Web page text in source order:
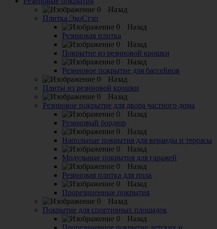
Назад
Плитка ЭкоСтэп
Назад
Резиновая плитка
Назад
Покрытие из резиновой крошки
Назад
Резиновое покрытие для бассейнов
Назад
Плиты из резиновой крошки
Назад
Резиновое покрытие для двора частного дома
Назад
Резиновый бордюр
Назад
Напольные покрытия для веранды и террасы
Назад
Модульные покрытия для гаражей
Назад
Резиновая плитка для пола
Назад
Прорезиненные покрытия
Назад
Покрытие для спортивных площадок
Назад
Прорезиненное покрытие детских и